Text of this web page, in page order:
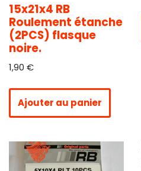
15x21x4 RB
Roulement étanche
(2PCS) flasque
noire.
1,90 €
Ajouter au panier